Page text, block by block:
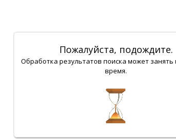
Пожалуйста, подождите.
Обработка результатов поиска может занять
время.